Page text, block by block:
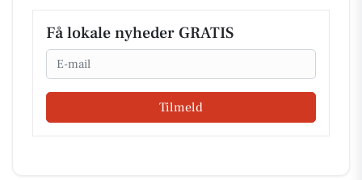
Få lokale nyheder GRATIS
Email
Tilmeld